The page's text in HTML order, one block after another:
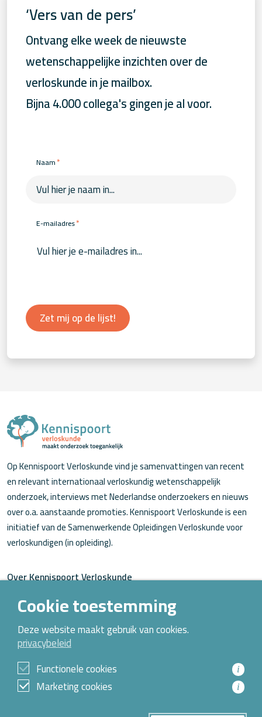
‘Vers van de pers’
Ontvang elke week de nieuwste
wetenschappelijke inzichten over de
verloskunde in je mailbox.
Bijna 4.000 collega's gingen je al voor.
Naam*
E-mailadres*
Zet mij op de lijst!
Op Kennispoort Verloskunde vind je samenvattingen van recent
en relevant internationaal verloskundig wetenschappelijk
onderzoek, interviews met Nederlandse onderzoekers en nieuws
over o.a. aanstaande promoties. Kennispoort Verloskunde is een
initiatief van de Samenwerkende Opleidingen Verloskunde voor
verloskundigen (in opleiding).
Over Kennispoort Verloskunde
Archief
© 2026 Alle rechten voorbehouden
Privacybeleid
Cookie toestemming
Deze website maakt gebruik van cookies.
privacybeleid
Functionele cookies
i
Marketing cookies i